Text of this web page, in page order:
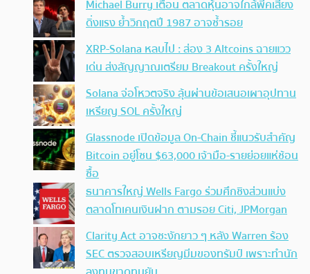
Michael Burry เตือน ตลาดหุ้นอาจใกล้พีคเสี่ยง
ดิ่งแรง ย้ำวิกฤตปี 1987 อาจซ้ำรอย
XRP-Solana หลบไป : ส่อง 3 Altcoins ฉายแวว
เด่น ส่งสัญญาณเตรียม Breakout ครั้งใหญ่
Solana จ่อโหวตจริง ลุ้นผ่านข้อเสนอเผาอุปทาน
เหรียญ SOL ครั้งใหญ่
Glassnode เปิดข้อมูล On-Chain ชี้แนวรับสำคัญ
Bitcoin อยู่โซน $63,000 เจ้ามือ-รายย่อยแห่ช้อน
ซื้อ
ธนาคารใหญ่ Wells Fargo ร่วมศึกชิงส่วนแบ่ง
ตลาดโทเคนเงินฝาก ตามรอย Citi, JPMorgan
Clarity Act อาจชะงักยาว ๆ หลัง Warren ร้อง
SEC ตรวจสอบเหรียญมีมของทรัมป์ เพราะทำนัก